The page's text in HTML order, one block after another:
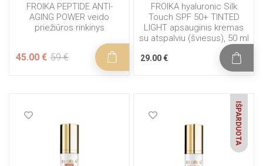
FROIKA PEPTIDE ANTI-
AGING POWER veido
priežiūros rinkinys
45.00 € 59 €
FROIKA hyaluronic Silk
Touch SPF 50+ TINTED
LIGHT apsauginis kremas
su atspalviu (šviesus), 50 ml
29.00 €
IŠPARDUOTA